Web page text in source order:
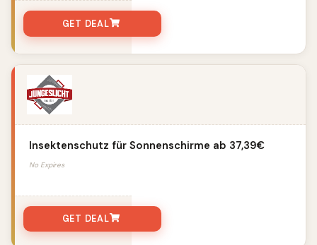
GET DEAL
Insektenschutz für Sonnenschirme ab 37,39€
No Expires
GET DEAL